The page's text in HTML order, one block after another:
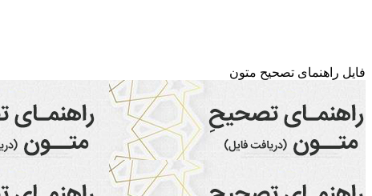
فایل راهنمای تصحیح متون